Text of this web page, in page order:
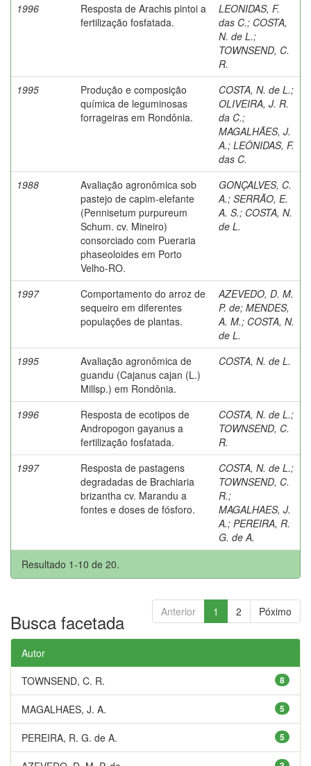
1996
Resposta de Arachis pintoi a
fertilização fosfatada.
LEONIDAS, F.
das C.; COSTA,
N. de L.;
TOWNSEND, C.
R.
1995
Produção e composição
química de leguminosas
forrageiras em Rondônia.
COSTA, N. de L.;
OLIVEIRA, J. R.
da C.;
MAGALHÃES, J.
A.; LEÔNIDAS, F.
das C.
1988
Avaliação agronômica sob
pastejo de capim-elefante
(Pennisetum purpureum
Schum. cv. Mineiro)
consorciado com Pueraria
phaseoloides em Porto
Velho-RO.
GONÇALVES, C.
A.; SERRÃO, E.
A. S.; COSTA, N.
de L.
1997
Comportamento do arroz de
sequeiro em diferentes
populações de plantas.
AZEVEDO, D. M.
P. de; MENDES,
A. M.; COSTA, N.
de L.
1995
Avaliação agronômica de
guandu (Cajanus cajan (L.)
Millsp.) em Rondônia.
COSTA, N. de L.
1996
Resposta de ecotipos de
Andropogon gayanus a
fertilização fosfatada.
COSTA, N. de L.;
TOWNSEND, C.
R.
1997
Resposta de pastagens
degradadas de Brachiaria
brizantha cv. Marandu a
fontes e doses de fósforo.
COSTA, N. de L.;
TOWNSEND, C.
R.;
MAGALHAES, J.
A.; PEREIRA, R.
G. de A.
Resultado 1-10 de 20.
Anterior 1 2 Póximo
Busca facetada
Autor
8
TOWNSEND, C. R.
5
MAGALHAES, J. A.
5
PEREIRA, R. G. de A.